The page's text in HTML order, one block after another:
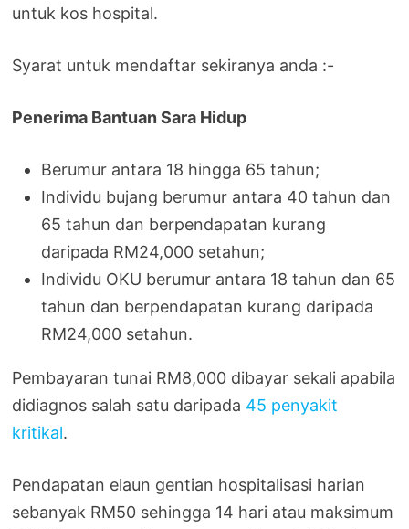
untuk kos hospital.
Syarat untuk mendaftar sekiranya anda :-
Penerima Bantuan Sara Hidup
Berumur antara 18 hingga 65 tahun;
Individu bujang berumur antara 40 tahun dan
65 tahun dan berpendapatan kurang
daripada RM24,000 setahun;
Individu OKU berumur antara 18 tahun dan 65
tahun dan berpendapatan kurang daripada
RM24,000 setahun.
Pembayaran tunai RM8,000 dibayar sekali apabila
didiagnos salah satu daripada 45 penyakit
kritikal.
Pendapatan elaun gentian hospitalisasi harian
sebanyak RM50 sehingga 14 hari atau maksimum